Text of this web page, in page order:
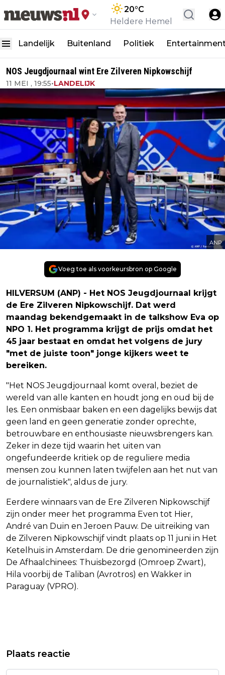
20°C
Heldere Hemel
Landelijk Buitenland Politiek
NOS Jeugdjournaal wint Ere Zilveren Nipkowschijf
11 MEI , 19:55•LANDELIJK
ANP
Voeg toe als voorkeursbron op Google
HILVERSUM (ANP) - Het NOS Jeugdjournaal krijgt
de Ere Zilveren Nipkowschijf. Dat werd
maandag bekendgemaakt in de talkshow Eva op
NPO 1. Het programma krijgt de prijs omdat het
45 jaar bestaat en omdat het volgens de jury
"met de juiste toon" jonge kijkers weet te
bereiken.
"Het NOS Jeugdjournaal komt overal, beziet de
wereld van alle kanten en houdt jong en oud bij de
les. Een onmisbaar baken en een dagelijks bewijs dat
geen land en geen generatie zonder oprechte,
betrouwbare en enthousiaste nieuwsbrengers kan.
Zeker in deze tijd waarin het uiten van
ongefundeerde kritiek op de reguliere media
mensen zou kunnen laten twijfelen aan het nut van
de journalistiek", aldus de jury.
Eerdere winnaars van de Ere Zilveren Nipkowschijf
zijn onder meer het programma Even tot Hier,
André van Duin en Jeroen Pauw. De uitreiking van
de Zilveren Nipkowschijf vindt plaats op 11 juni in Het
Ketelhuis in Amsterdam. De drie genomineerden zijn
De Afhaalchinees: Thuisbezorgd (Omroep Zwart),
Hila voorbij de Taliban (Avrotros) en Wakker in
Paraguay (VPRO).
AANGEMEERDE HONDIUS
IRENE MOORS BUITENGEWOON
AMBTENAAR BIJ TROUWMARATHON
Plaats reactie